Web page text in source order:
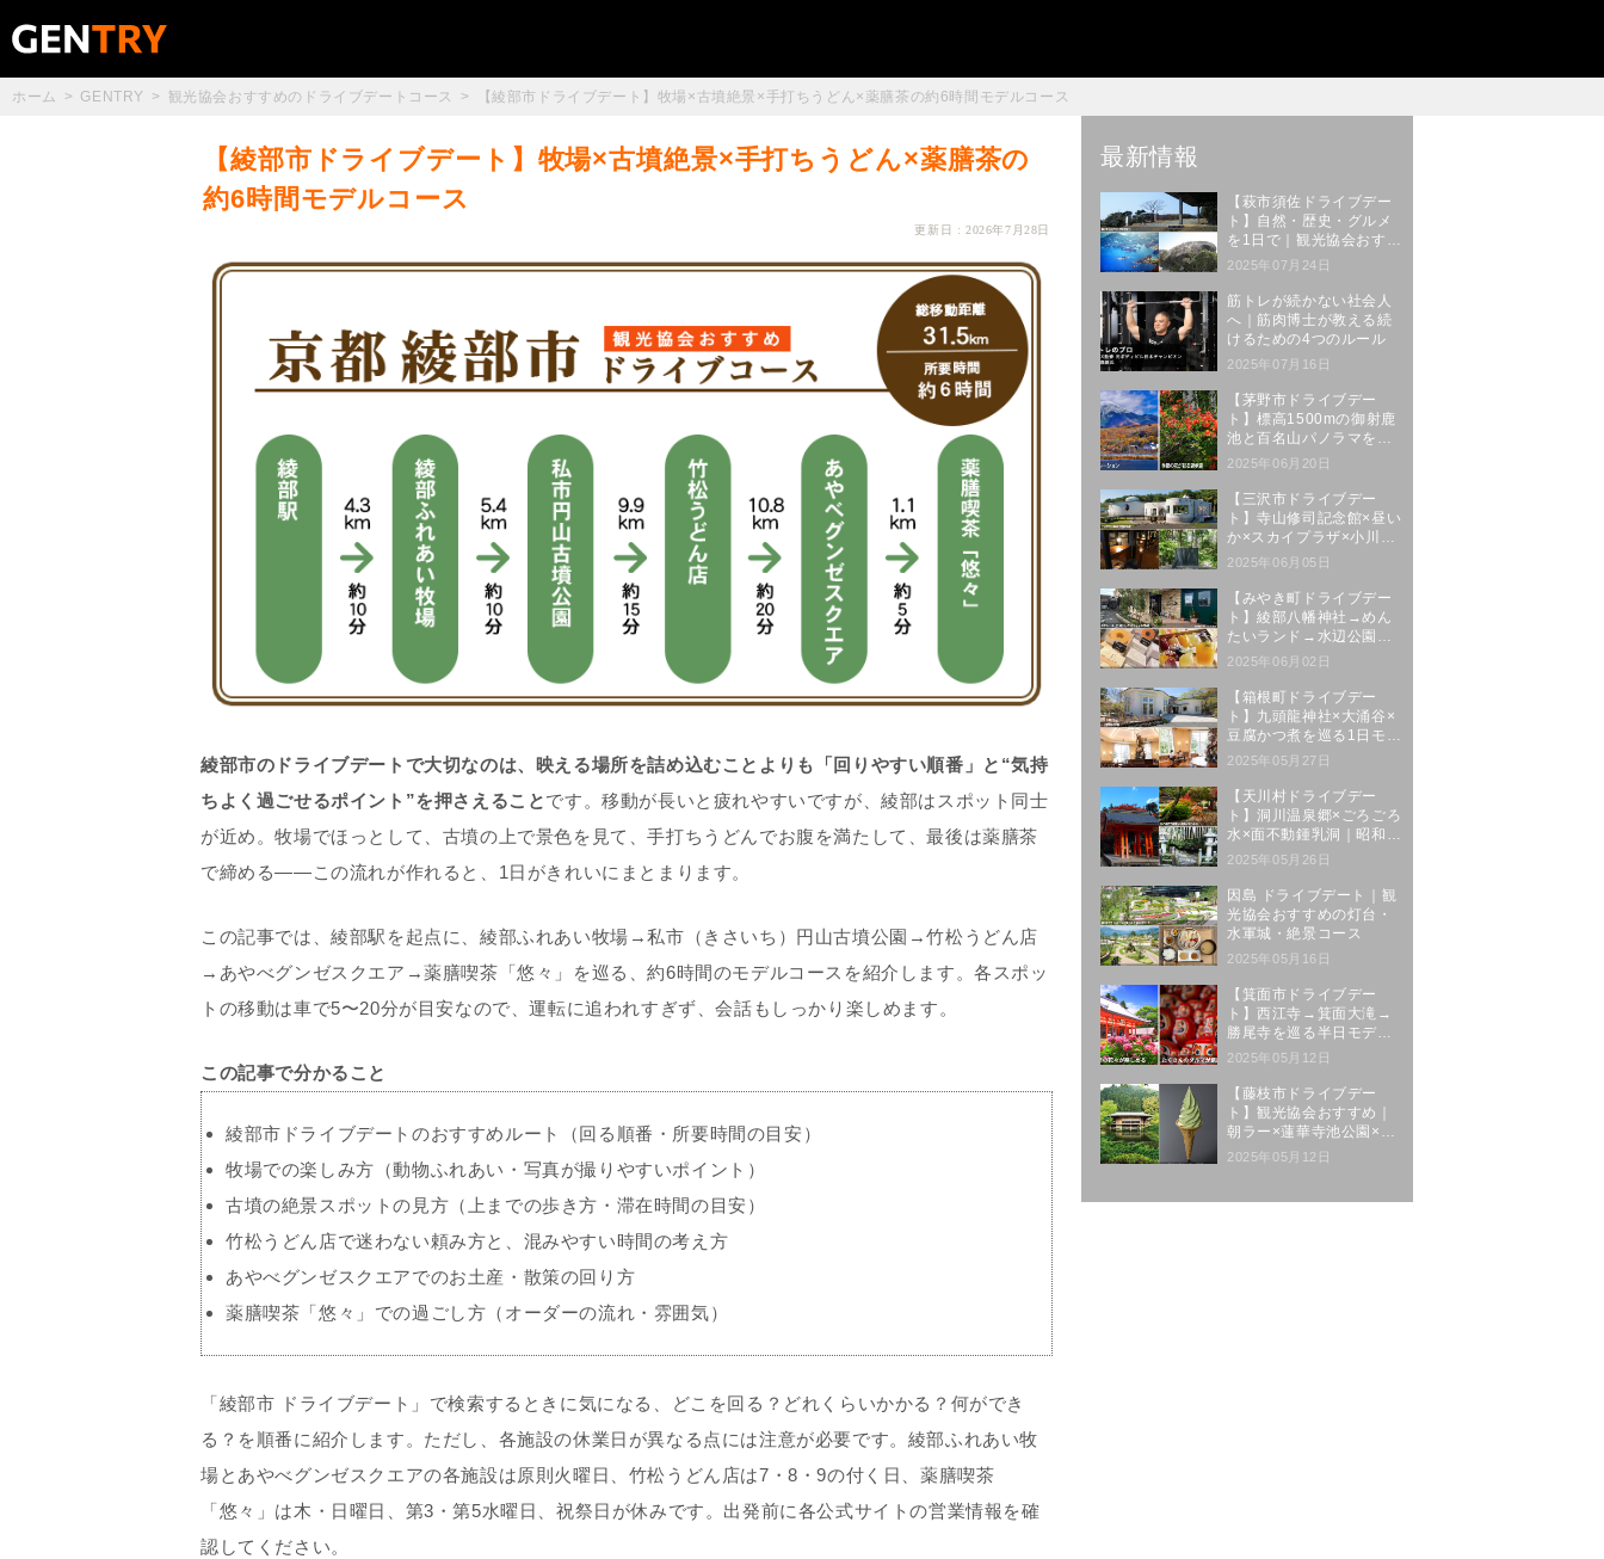
ホーム GENTRY 観光協会おすすめのドライブデートコース 【綾部市ドライブデート】牧場×古墳絶景×手打ちうどん×薬膳茶の約6時間モデルコース
【綾部市ドライブデート】牧場×古墳絶景×手打ちうどん×薬膳茶の
約6時間モデルコース
更新日 : 2026年7月28日
綾部市のドライブデートで大切なのは、映える場所を詰め込むことよりも「回りやすい順番」と“気持
ちよく過ごせるポイント”を押さえることです。移動が長いと疲れやすいですが、綾部はスポット同士
が近め。牧場でほっとして、古墳の上で景色を見て、手打ちうどんでお腹を満たして、最後は薬膳茶
で締める——この流れが作れると、1日がきれいにまとまります。
この記事では、綾部駅 を起点に、綾部ふれあい牧場 →私市（きさいち）円山古墳公園 →竹松うどん店
→ あやべグンゼスクエア →薬膳喫茶「悠々」 を巡る、約6時間のモデルコース を紹介します。各スポッ
トの移動は車で5〜20分が目安なので、運転に追われすぎず、会話もしっかり楽しめます。
この記事で分かること
綾部市ドライブデートのおすすめルート（回る順番・所要時間の目安）
牧場での楽しみ方（動物ふれあい・写真が撮りやすいポイント）
古墳の絶景スポットの見方（上までの歩き方・滞在時間の目安）
竹松うどん店で迷わない頼み方と、混みやすい時間の考え方
あやべグンゼスクエアでのお土産・散策の回り方
薬膳喫茶「悠々」での過ごし方（オーダーの流れ・雰囲気）
「綾部市 ドライブデート」で検索するときに気になる、
どこを回る？どれくらいかかる？何ができ
る？ を順番に紹介します。ただし、各施設の休業日が異なる点には注意が必要です。綾部ふれあい牧
場とあやべグンゼスクエアの各施設は原則火曜日、竹松うどん店は7・8・9の付く日、薬膳喫茶
「悠々」は木・日曜日、第3・第5水曜日、祝祭日が休みです。出発前に各公式サイトの営業情報を確
認してください。
最新情報
【萩市須佐ドライブデー
ト】自然・歴史・グルメ
を1日で｜観光協会おすす
めルート
2025年07月24日
筋トレが続かない社会人
へ｜筋肉博士が教える続
けるための4つのルール
2025年07月16日
【茅野市ドライブデー
ト】標高1500mの御射鹿
池と百名山パノラマを楽
しむ絶景ルート
2025年06月20日
【三沢市ドライブデー
ト】寺山修司記念館×昼い
か×スカイプラザ×小川原
湖｜三沢駅発5時間コース
2025年06月05日
【みやき町ドライブデー
ト】綾部八幡神社→めん
たいランド→水辺公園→
人気スイーツの王道ルー
2025年06月02日
【箱根町ドライブデー
ト】九頭龍神社×大涌谷×
豆腐かつ煮を巡る1日モデ
ルコース
2025年05月27日
【天川村ドライブデー
ト】洞川温泉郷×ごろごろ
水×面不動鍾乳洞｜昭和レ
トロな温泉街を巡る1日
2025年05月26日
因島 ドライブデート｜観
光協会おすすめの灯台・
水軍城・絶景コース
2025年05月16日
【箕面市ドライブデー
ト】西江寺→箕面大滝→
勝尾寺を巡る半日モデル
コース
2025年05月12日
【藤枝市ドライブデー
ト】観光協会おすすめ｜
朝ラー×蓮華寺池公園×玉
露体験
2025年05月12日